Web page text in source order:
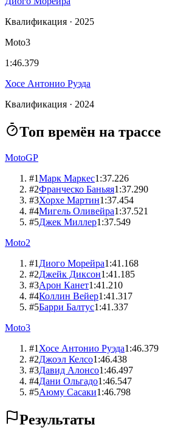
Квалификация · 2025
Moto3
1:46.379
Хосе Антонио Руэда
Квалификация · 2024
Топ времён на трассе
MotoGP
#1Марк Маркес1:37.226
#2Франческо Баньяя1:37.290
#3Хорхе Мартин1:37.454
#4Мигель Оливейра1:37.521
#5Джек Миллер1:37.549
Moto2
#1 Диого Морейра1:41.168
#2Джейк Диксон1:41.185
#3Арон Канет1:41.210
#4Коллин Вейер1:41.317
#5Барри Балтус1:41.337
Moto3
#1 Хосе Антонио Руэда1:46.379
#2Джоэл Келсо1:46.438
#3Давид Алонсо1:46.497
#4Дани Ольгадо1:46.547
#5Аюму Сасаки1:46.798
Результаты